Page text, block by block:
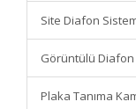
Site Diafon
Görüntülü
Plaka Tanıma